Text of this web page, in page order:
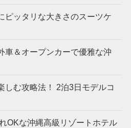
ピッタリな大きさのスーツケ
車＆オープンカーで優雅な沖
しむ攻略法！ 2泊3日モデルコ
OKな沖縄高級リゾートホテル